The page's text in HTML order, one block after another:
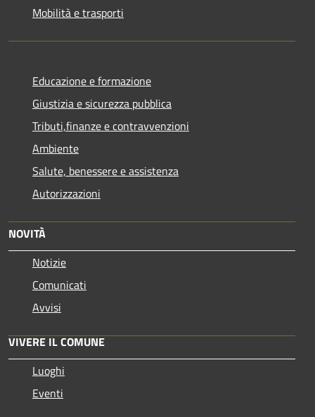
Mobilità e trasporti
Educazione e formazione
Giustizia e sicurezza pubblica
Tributi,finanze e contravvenzioni
Ambiente
Salute, benessere e assistenza
Autorizzazioni
NOVITÀ
Notizie
Comunicati
Avvisi
VIVERE IL COMUNE
Luoghi
Eventi